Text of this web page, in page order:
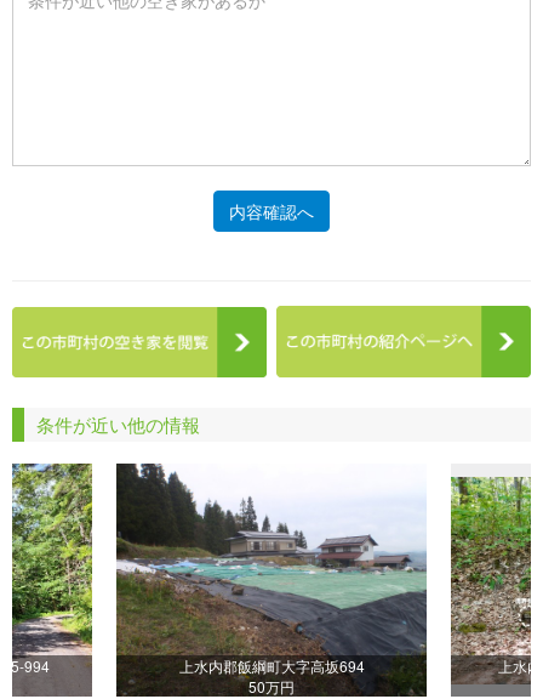
内容確認へ
条件が近い他の情報
994
上水内郡飯綱町大字高坂694
50万円
上水